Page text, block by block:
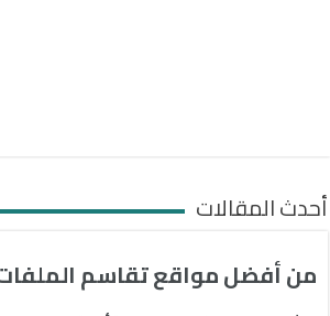
أحدث المقالات
من أفضل مواقع تقاسم